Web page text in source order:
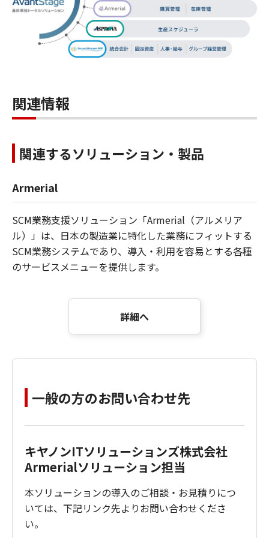
関連情報
関連するソリューション・製品
Armerial
SCM業務支援ソリューション「Armerial（アルメリア
ル）」は、日本の製造業に特化した業務にフィットする
SCM業務システムであり、導入・利用を容易とする各種
のサービスメニューを提供します。
詳細へ
一般の方のお問い合わせ先
キヤノンITソリューションズ株式会社
Armerialソリューション担当
本ソリューションの導入のご相談・お見積りにつ
いては、下記リンク先よりお問い合わせくださ
い。